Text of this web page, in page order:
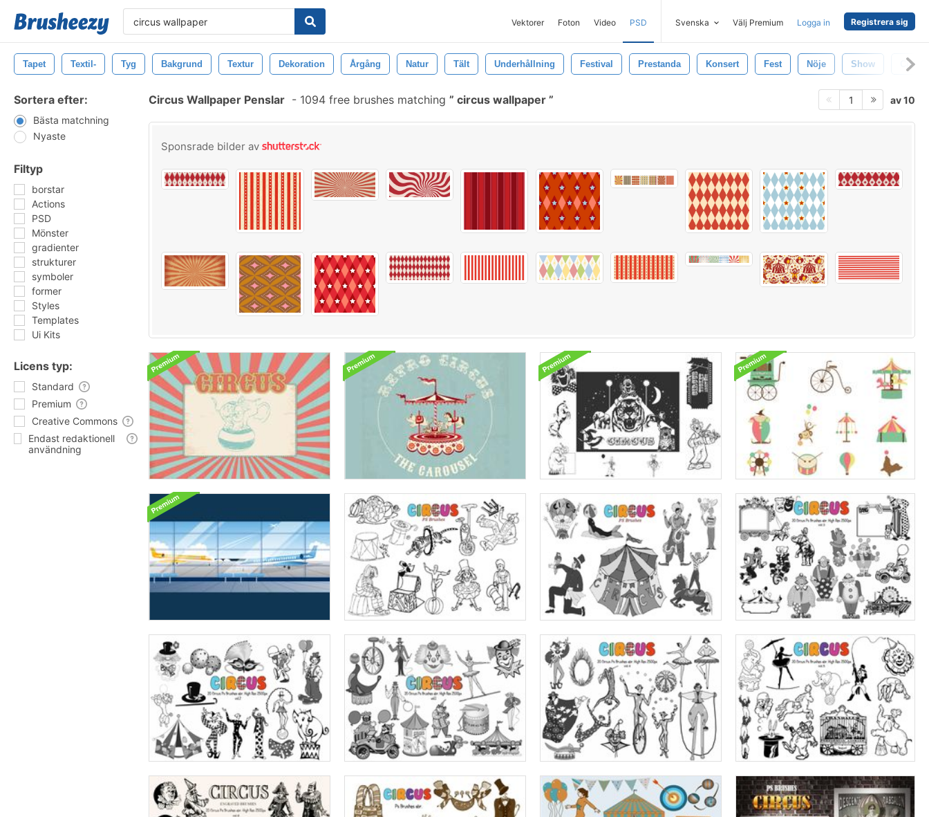
Vektorer Foton Video PSD Svenska Välj Premium Logga in Registrera sig
Tapet Textil- Tyg Bakgrund Textur Dekoration Årgång Natur Tält Underhållning Festival Prestanda Konsert Fest Nöje Show Cirkus
Sortera efter:
Bästa matchning
Nyaste
Filtyp
borstar
Actions
PSD
Mönster
gradienter
strukturer
symboler
former
Styles
Templates
Ui Kits
Licens typ:
Standard
Premium
Creative Commons
Endast redaktionell
användning
Circus Wallpaper Penslar - 1094 free brushes matching circus wallpaper 1 av 10
Sponsrade bilder av